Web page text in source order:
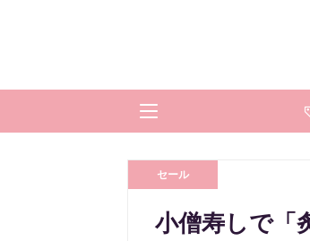
セール
小僧寿しで「